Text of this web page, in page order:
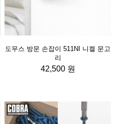
도무스 방문 손잡이 511NI 니켈 문고
리
42,500 원